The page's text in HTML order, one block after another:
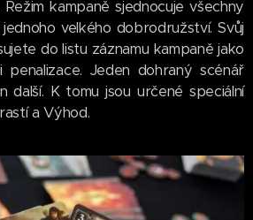
kampaně sjednocuje všechny
velkého dobrodružství. Svůj
do listu záznamu kampaně jako
penalizace. Jeden dohraný scénář
další. K tomu jsou určené speciální
a Výhod.